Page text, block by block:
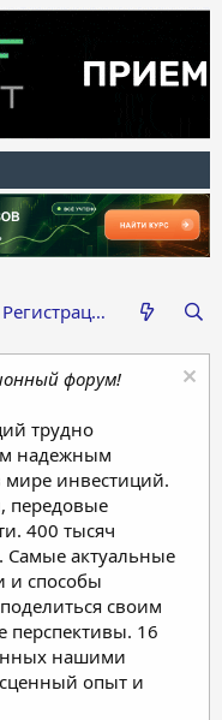
Регистрация
форум!
трудно
надежным
инвестиций.
передовые
400 тысяч
Самые актуальные
и способы
своим
перспективы. 16
нашими
опыт и